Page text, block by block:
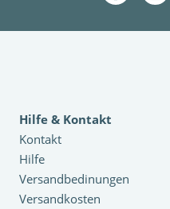
Hilfe & Kontakt
Kontakt
Hilfe
Versandbedinungen
Versandkosten